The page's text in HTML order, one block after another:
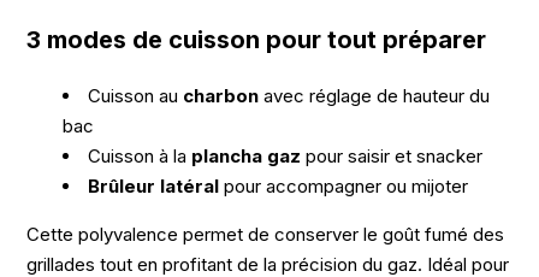
3 modes de cuisson pour tout préparer
Cuisson au charbon avec réglage de hauteur du
bac
Cuisson à la plancha gaz pour saisir et snacker
Brûleur latéral pour accompagner ou mijoter
Cette polyvalence permet de conserver le goût fumé des
grillades tout en profitant de la précision du gaz. Idéal pour